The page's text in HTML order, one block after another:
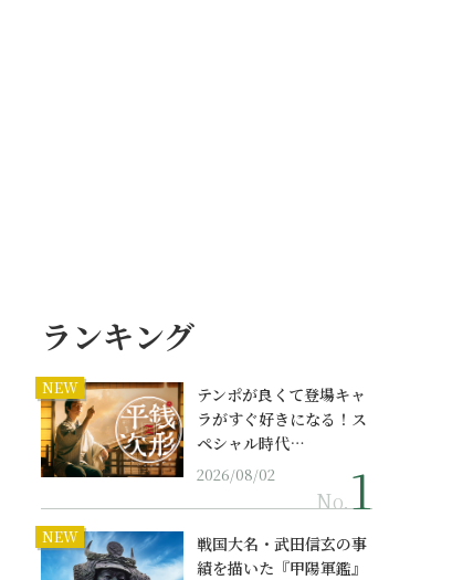
ランキング
NEW
テンポが良くて登場キャ
ラがすぐ好きになる！ス
ペシャル時代…
2026/08/02
No.
NEW
戦国大名・武田信玄の事
績を描いた『甲陽軍鑑』